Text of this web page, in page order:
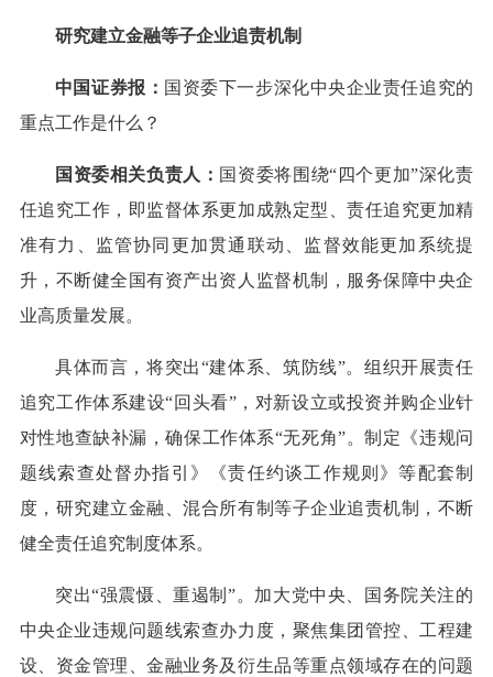
研究建立金融等子企业追责机制
中国证券报： 国资委下一步深化中央企业责任追究的
重点工作是什么？
国资委相关负责人： 国资委将围绕“四个更加”深化责
任追究工作，即监督体系更加成熟定型、责任追究更加精
准有力、监管协同更加贯通联动、监督效能更加系统提
升，不断健全国有资产出资人监督机制，服务保障中央企
业高质量发展。
具体而言，将突出“建体系、筑防线”。组织开展责任
追究工作体系建设“回头看”，对新设立或投资并购企业针
对性地查缺补漏，确保工作体系“无死角”。制定《违规问
题线索查处督办指引》《责任约谈工作规则》等配套制
度，研究建立金融、混合所有制等子企业追责机制，不断
健全责任追究制度体系。
突出“强震慑、重遏制”。加大党中央、国务院关注的
中央企业违规问题线索查办力度，聚焦集团管控、工程建
设、资金管理、金融业务及衍生品等重点领域存在的问题